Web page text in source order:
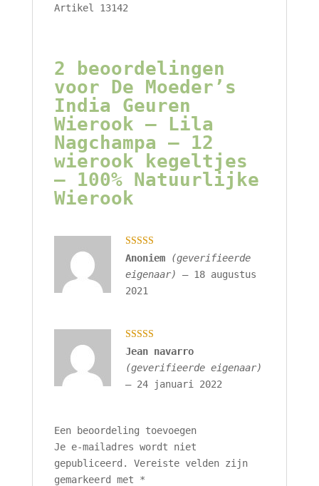
Artikel 13142
2 beoordelingen
voor De Moeder’s
India Geuren
Wierook – Lila
Nagchampa – 12
wierook kegeltjes
– 100% Natuurlijke
Wierook
Gewaardeerd
Anoniem
(geverifieerde
eigenaar)
– 18 augustus
2021
Gewaardeerd
Jean navarro
(geverifieerde eigenaar)
– 24 januari 2022
Een beoordeling toevoegen
Je e-mailadres wordt niet
gepubliceerd.
Vereiste velden zijn
gemarkeerd met *